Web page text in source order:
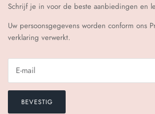
Schrijf je in voor de beste aanbiedingen en
Uw persoonsgegevens worden conform ons
verklaring verwerkt.
BEVESTIG